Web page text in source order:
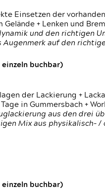
Einsetzen der
+ Lenken und
und den
auf den
buchbar)
der Lackierung +
in Gummersbach +
aus den drei
Mix aus physikalisch- /
buchbar)